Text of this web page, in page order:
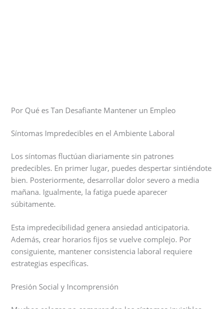
Por Qué es Tan Desafiante Mantener un Empleo
Síntomas Impredecibles en el Ambiente Laboral
Los síntomas fluctúan diariamente sin patrones
predecibles. En primer lugar, puedes despertar sintiéndote
bien. Posteriormente, desarrollar dolor severo a media
mañana. Igualmente, la fatiga puede aparecer
súbitamente.
Esta impredecibilidad genera ansiedad anticipatoria.
Además, crear horarios fijos se vuelve complejo. Por
consiguiente, mantener consistencia laboral requiere
estrategias específicas.
Presión Social y Incomprensión